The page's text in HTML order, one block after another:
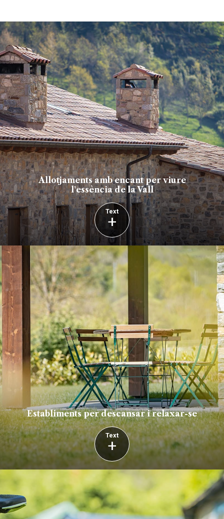
Allotjaments amb encant per viure
l'essència de la Vall
Text
+
Establiments per descansar i relaxar-se
Text
+